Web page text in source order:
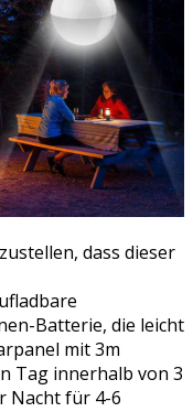
dass dieser
Batterie, die leicht
mit 3m
Tag innerhalb von 3
Nacht für 4-6